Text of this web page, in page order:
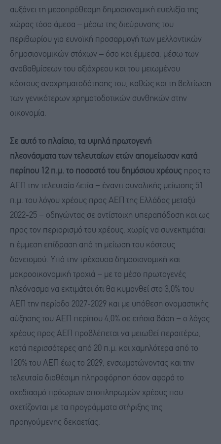
αυξάνει τη μεσοπρόθεσμη δημοσιονομική ευελιξία της
χώρας τόσο άμεσα – μέσω της διεύρυνσης του
περιθωρίου για ευνοϊκή προσαρμογή των μελλοντικών
δημοσιονομικών στόχων – όσο και έμμεσα, μέσω των
αναβαθμίσεων του αξιόχρεου και του μειωμένου
κόστους αναχρηματοδότησης του, καθώς και τη βελτίωση
των γενικότερων χρηματοδοτικών συνθηκών στην
οικονομία.
Σε αυτό το πλαίσιο, τα υψηλά πρωτογενή
πλεονάσματα των τελευταίων ετών απομείωσαν κατά
περίπου 1 2 π.μ. το ποσοστό του δημόσιου χρέους προς το
ΑΕΠ την τελευταία 4ετία − έναντι συνολικής μείωσης 51
π.μ. του λόγου χρέους προς ΑΕΠ της Ελλάδας μεταξύ
2022-25 − οδηγώντας σε αντίστοιχη υπεραπόδοση και ως
προς τον περιορισμό του χρέους, χωρίς να συνεκτιμάται
η έμμεση επίδραση από τη μείωση του κόστους
δανεισμού. Υπό την τρέχουσα δημοσιονομική και
μακροοικονομική τροχιά − με το μέσο πρωτογενές
πλεόνασμα να εκτιμάται ότι θα κυμανθεί στο 3,0% του
ΑΕΠ την περίοδο 2027-2029 και με υπόθεση ονομαστικής
αύξησης του ΑΕΠ περίπου 4,0% σε ετήσια βάση − ο λόγος
χρέους προς ΑΕΠ προβλέπεται να μειωθεί περαιτέρω,
κατά περισσότερες από 20 π.μ. και χαμηλότερα από το
120% του ΑΕΠ έως το 2029, ενσωματώνοντας και την
τελευταία διαθέσιμη πληροφόρηση όσον αφορά το
σχεδιασμό πρόωρων αποπληρωμών χρέους που
σχετίζονται με τα προγράμματα στήριξης της
προηγούμενης δεκαετίας.